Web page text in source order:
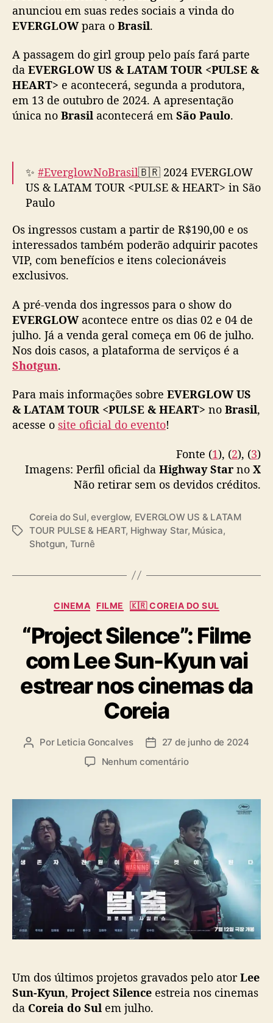
A
O
U
R
–
P
U
&
H
E
T
”
:
E
R
L
O
n
u
i
s
h
w
n
i
l
anunciou em suas redes sociais a vinda do
EVERGLOWpara o Brasil.
A passagem do girl group pelo país fará parte
da EVERGLOW US & LATAM TOUR <PULSE &
HEART> e acontecerá, segunda a produtora,
em 13 de outubro de 2024. A apresentação
única no Brasil acontecerá em São Paulo.
✨ #EverglowNoBrasil🇧🇷 2024 EVERGLOW
US & LATAM TOUR <PULSE & HEART> in São
Paulo
📍 Terra SP – São Paulo
🎟️ Ingressos a partir de R$190,
exclusivamente na@Shotgunbrasil| 6 de
julho, às 12h (BRT):
pic.twitter.com/VmPwtFFV7c
— Highway Star (@followhwstar)June 28,
2024
Os ingressos custam a partir de R$190,00 e os
interessados também poderão adquirir pacotes
VIP, com benefícios e itens colecionáveis
exclusivos.
A pré-venda dos ingressos para o show do
EVERGLOWacontece entre os dias 02 e 04 de
julho. Já a venda geral começa em 06 de julho.
Nos dois casos, a plataforma de serviços é a
Shotgun.
Para mais informações sobre EVERGLOW US
& LATAM TOUR <PULSE & HEART> no Brasil,
acesse o site oficial do evento!
Fonte (1), (2), (3)
Imagens: Perfil oficial da Highway Star no X
Não retirar sem os devidos créditos.
T
Coreia do Sul,everglow, EVERGLOW US & LATAM
TOUR PULSE & HEART, Highway Star, Música,
Shotgun, Turnê
C
t
e
g
o
r
a
CINEMA FILME 🇰🇷 COREIA DO SUL
“Project Silence”: Filme
com Lee Sun-Kyun vai
estrear nos cinemas da
Coreia
A
r
o
p
o
Por Leticia Goncalves
D
d
b
l
i
c
a
ç
ã
27 de junho de 2024
Nenhum comentárioe
P
r
o
j
e
c
l
e
e
”
Um dos últimos projetos gravados pelo atorLee
Sun-Kyun, Project Silence estreia nos cinemas
da Coreia do Sul em julho.